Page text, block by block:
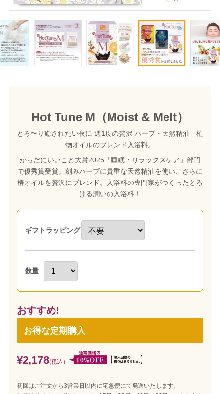
Hot Tune M（Moist & Melt）
とろ〜り癒されたい夜に 週1度の贅沢 ハーブ・天然精油・植
物オイルのブレンド入浴料。
からだにいいこと大賞2025「睡眠・リラックスケア」部門
で優秀賞受賞。刻みハーブに貴重な天然精油を使い、さらに
椿オイルを贅沢にブレンド。入浴料の専門家がつくったとろ
ける潤いの入浴料！
ギフトラッピング
数量
おすすめ!
お得な定期購入
¥2,178(税込）
初回はご注文から3営業日以内に宅急便にて発送いたします。